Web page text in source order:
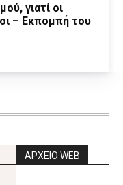
γιατί οι
– Εκπομπή του
ΑΡΧΕΙΟ WEB